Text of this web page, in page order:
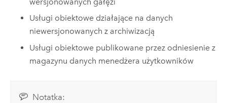
Usługi obiektowe działające na danych
niewersjonowanych z archiwizacją
Usługi obiektowe publikowane przez odniesienie z
magazynu danych menedżera użytkowników
Notatka: